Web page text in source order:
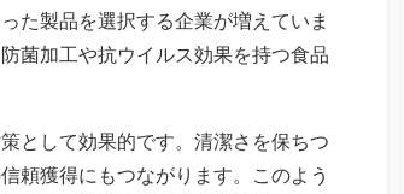
た製品を選択する企業が増えていま
菌加工や抗ウイルス効果を持つ食品
として効果的です。清潔さを保ちつ
頼獲得にもつながります。このよう